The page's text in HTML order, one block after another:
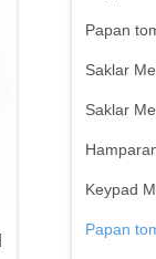
Papan
Saklar
Saklar
Keypad
Papan